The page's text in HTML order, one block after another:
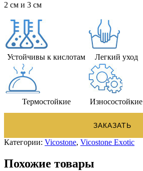
2 см и 3 см
Устойчивы к кислотам Легкий уход
Термостойкие Износостойкие
ЗАКАЗАТЬ
Категории: Vicostone, Vicostone Exotic
Похожие товары